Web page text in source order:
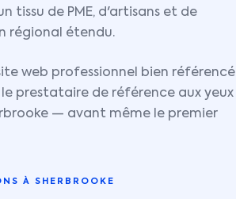
de PME, d'artisans et de
régional étendu.
web professionnel bien référencé
prestataire de référence aux yeux
— avant même le premier
À SHERBROOKE